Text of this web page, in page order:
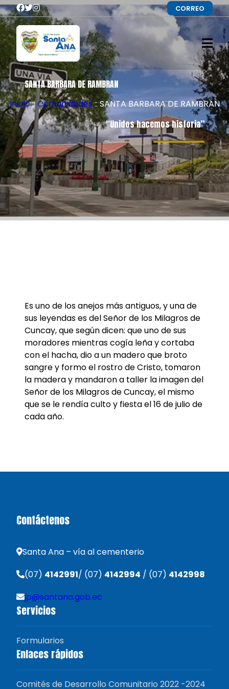
CORREO
SANTA BARBARA DE RAMBRAN
Inicio::Comunidades:: SANTA BARBARA DE RAMBRAN
“Unidos hacemos historia”
Es uno de los anejos más antiguos, y una de
sus leyendas es del Señor de los Milagros de
Cuncay, que según dicen: que uno de sus
moradores mientras cogía leña y cortaba
con el hacha, dio a un madero que broto
sangre y formo el rostro de Cristo, tomaron
la madera y mandaron a taller la imagen del
Señor de los Milagros de Cuncay, el mismo
que se le rendía culto y fiesta el 16 de julio de
cada año.
Contáctenos
Santa Ana – vía al cementerio
(07) 4142991/ (07) 4142994 / (07) 4142998
jp@santana.gob.ec
Servicios
Formularios
Enlaces rápidos
Comités de Desarrollo Comunitario 2022 -2024